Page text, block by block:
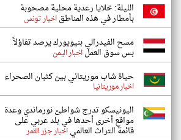
الليلة: خلايا رعدية محلية مصحوبة
بأمطار في هذه المناطقاخبار تونس
مسح الفيدرالي بنيويورك يرصد تفاؤلاً
بس سوق العملاخبار اليمن
حياة شاب موريتاني بين كثبان الصحراء
اخبار موريتانيا
اليونيسكو تدرج شواطئ نورماندي وعدة
مواقع أخرى أحدها في بلد عربي على
قائمة التراث العالمياخبار جزر القمر